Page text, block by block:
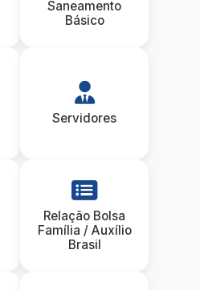
Saneamento
Básico
Servidores
Relação Bolsa
Família / Auxílio
Brasil